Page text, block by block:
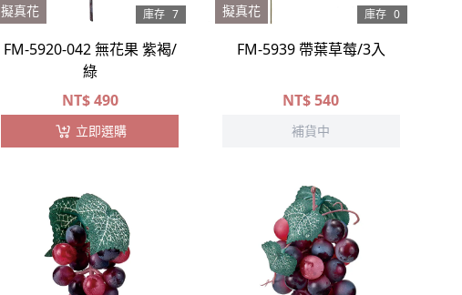
庫存 7
擬真花
FM-5920-042 無花果 紫褐/
綠
NT$490
立即選購
庫存 0
擬真花
FM-5939 帶葉草莓/3入
NT$540
補貨中